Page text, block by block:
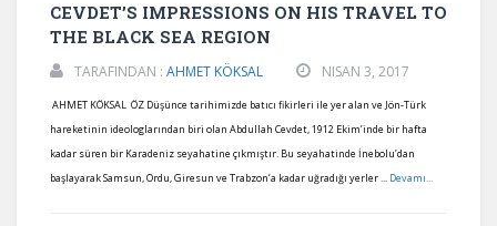
CEVDET’S IMPRESSIONS ON HIS TRAVEL TO
THE BLACK SEA REGION
TARAFINDAN : AHMET KÖKSAL NISAN 3, 2017
AHMET KÖKSAL ÖZ Düşünce tarihimizde batıcı fikirleri ile yer alan ve Jön-Türk
hareketinin ideologlarından biri olan Abdullah Cevdet, 1912 Ekim’inde bir hafta
kadar süren bir Karadeniz seyahatine çıkmıştır. Bu seyahatinde İnebolu’dan
başlayarak Samsun, Ordu, Giresun ve Trabzon’a kadar uğradığı yerler ... Devamı...